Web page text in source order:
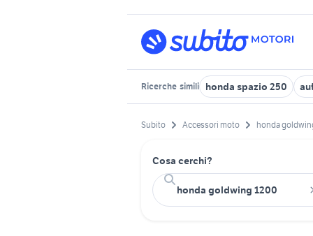
Ricerche simili honda spazio 250
Subito Accessori moto honda
Cosa cerchi?